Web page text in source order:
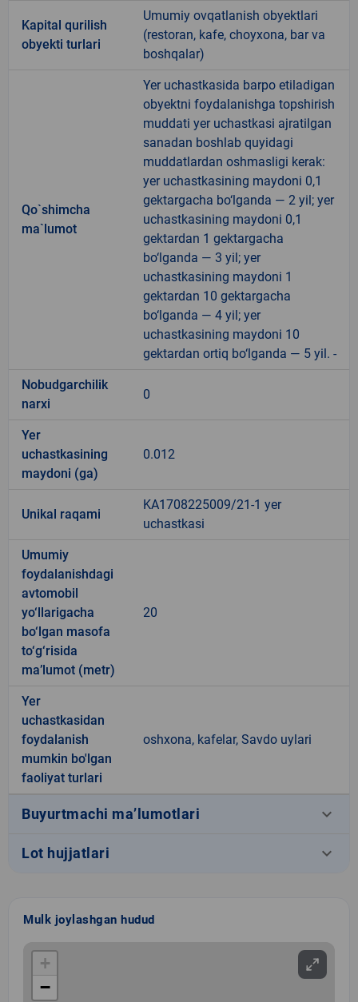
Kapital qurilish
obyekti turlari
Umumiy ovqatlanish obyektlari
(restoran, kafe, choyxona, bar va
boshqalar)
Qo`shimcha
ma`lumot
Yer uchastkasida barpo etiladigan
obyektni foydalanishga topshirish
muddati yer uchastkasi ajratilgan
sanadan boshlab quyidagi
muddatlardan oshmasligi kerak:
yer uchastkasining maydoni 0,1
gektargacha bo‘lganda — 2 yil; yer
uchastkasining maydoni 0,1
gektardan 1 gektargacha
bo‘lganda — 3 yil; yer
uchastkasining maydoni 1
gektardan 10 gektargacha
bo‘lganda — 4 yil; yer
uchastkasining maydoni 10
gektardan ortiq bo‘lganda — 5 yil. -
Nobudgarchilik
narxi
0
Yer
uchastkasining
maydoni (ga)
0.012
Unikal raqami
KA1708225009/21-1 yer
uchastkasi
Umumiy
foydalanishdagi
avtomobil
yo‘llarigacha
bo‘lgan masofa
to‘g‘risida
ma’lumot (metr)
20
Yer
uchastkasidan
foydalanish
mumkin bo'lgan
faoliyat turlari
oshxona, kafelar, Savdo uylari
Buyurtmachi ma’lumotlari keyboard_arrow_down
Lot hujjatlari keyboard_arrow_down
Mulk joylashgan hudud
+
−